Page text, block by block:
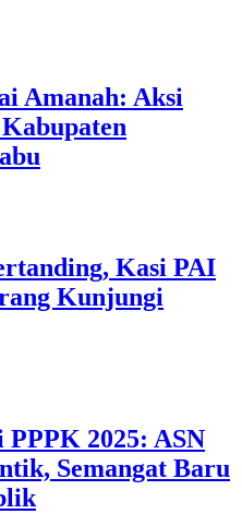
Amanah: Aksi
Kasi PAI
Kunjungi
2025: ASN
Semangat Baru